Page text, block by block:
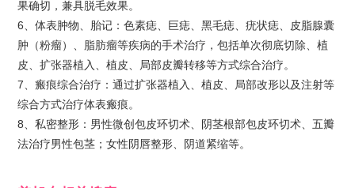
果确切，兼具脱毛效果。
6、体表肿物、胎记：色素痣、巨痣、黑毛痣、疣状痣、皮脂腺囊
肿（粉瘤）、脂肪瘤等疾病的手术治疗，包括单次彻底切除、植
皮、扩张器植入、植皮、局部皮瓣转移等方式综合治疗。
7、瘢痕综合治疗：通过扩张器植入、植皮、局部改形以及注射等
综合方式治疗体表瘢痕。
8、私密整形：男性微创包皮环切术、阴茎根部包皮环切术、五瓣
法治疗男性包茎；女性阴唇整形、阴道紧缩等。